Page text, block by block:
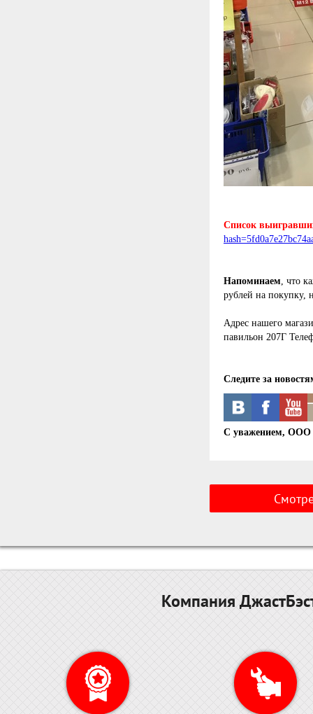
Список
Напоминаем , что
рублей на покупку,
Адрес нашего
павильон 207Г
Следите за
С уважением, ООО
Компания